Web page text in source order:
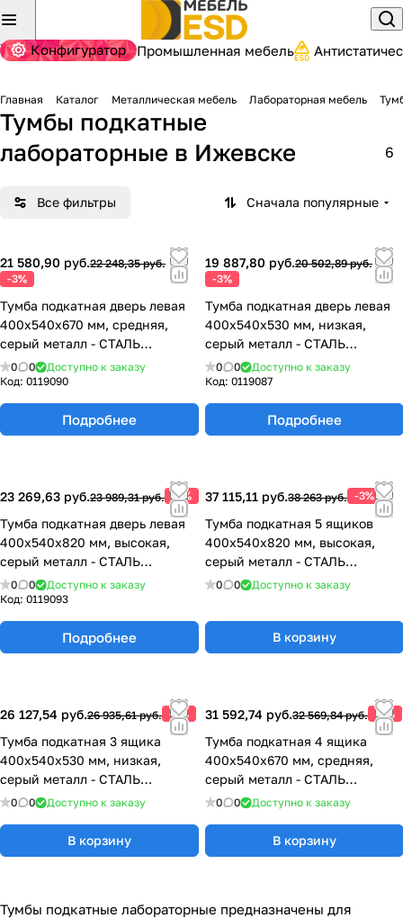
Конфигуратор Промышленная мебель
Главная Каталог Металлическая мебель Лабораторная мебель
Тумбы подкатные
лабораторные в Ижевске 6
Все фильтры Сначала популярные
21 580,90 руб.22 248,35 руб.
-3%
Тумба подкатная дверь левая
400х540х670 мм, средняя,
серый металл - СТАЛЬ
77.0491.11.10.01
0 0
Доступно к заказу
Код: 0119090
Подробнее
19 887,80 руб.20 502,89 руб.
-3%
Тумба подкатная дверь левая
400х540х530 мм, низкая,
серый металл - СТАЛЬ
77.0491.11.10.00
0 0
Доступно к заказу
Код: 0119087
Подробнее
23 269,63 руб.23 989,31 руб. -3%
Тумба подкатная дверь левая
400х540х820 мм, высокая,
серый металл - СТАЛЬ
77.0491.11.10.02
0 0
Доступно к заказу
Код: 0119093
Подробнее
37 115,11 руб.38 263 руб. -3%
Тумба подкатная 5 ящиков
400х540х820 мм, высокая,
серый металл - СТАЛЬ
77.0655.01.10.02
0 0 Доступно к заказу
В корзину
26 127,54 руб.26 935,61 руб. -3%
Тумба подкатная 3 ящика
400х540х530 мм, низкая,
серый металл - СТАЛЬ
77.0655.01.10.00
0 0 Доступно к заказу
В корзину
31 592,74 руб.32 569,84 руб. -3%
Тумба подкатная 4 ящика
400х540х670 мм, средняя,
серый металл - СТАЛЬ
77.0655.01.10.01
0 0 Доступно к заказу
В корзину
Тумбы подкатные лабораторные предназначены для